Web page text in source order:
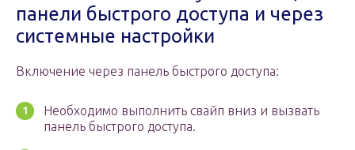
панели быстрого доступа и через
системные настройки
Включение через панель быстрого доступа:
Необходимо выполнить свайп вниз и вызвать
панель быстрого доступа.